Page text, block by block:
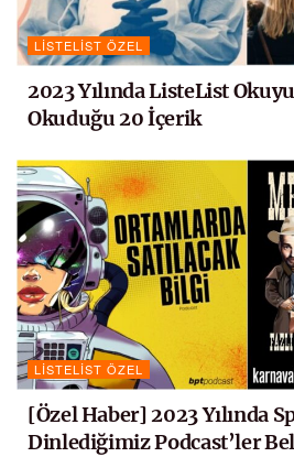
LISTELIST ÖZEL
2023 Yılında ListeList
Okuduğu 20 İçerik
LISTELIST ÖZEL
[Özel Haber] 2023 Yılında
Dinlediğimiz Podcast’ler